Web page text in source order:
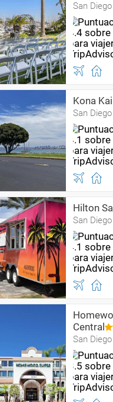
San Diego
Kona
San Diego
Hilton
San Diego
Central
San Diego